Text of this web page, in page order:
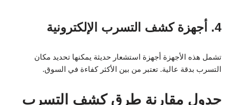
4. أجهزة كشف التسرب الإلكترونية
تشمل هذه الأجهزة أجهزة استشعار حديثة يمكنها تحديد مكان
التسرب بدقة عالية. تعتبر من بين الأكثر كفاءة في السوق.
جدول مقارنة طرق كشف التسرب